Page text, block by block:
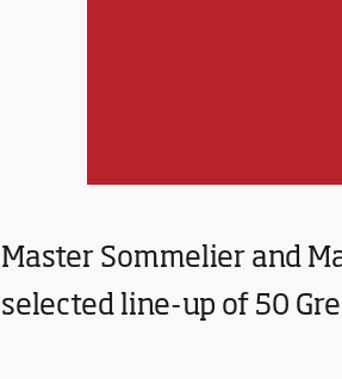
Master Sommelier and
selected line-up of 50